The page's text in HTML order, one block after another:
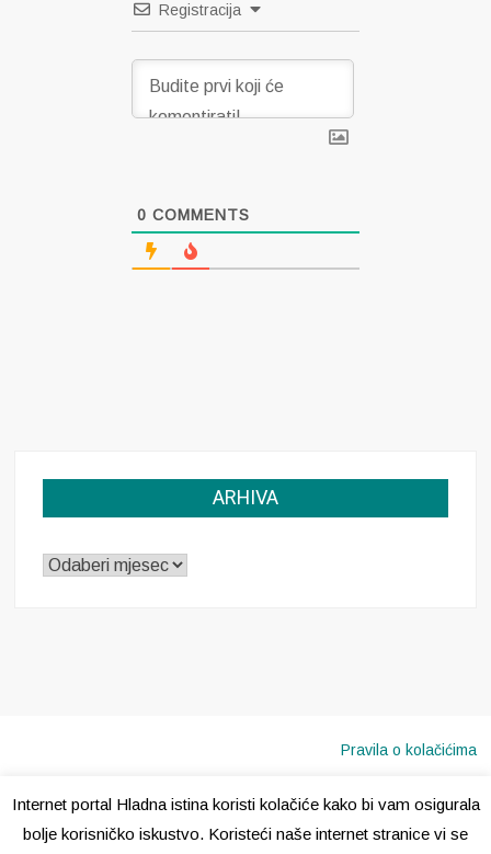
Registracija
0 COMMENTS
ARHIVA
ARHIVA
Pravila o kolačićima
Internet portal Hladna istina koristi kolačiće kako bi vam osigurala
bolje korisničko iskustvo. Koristeći naše internet stranice vi se
Copyright © 2020 · Sva prava pridržana · Hladna Istina